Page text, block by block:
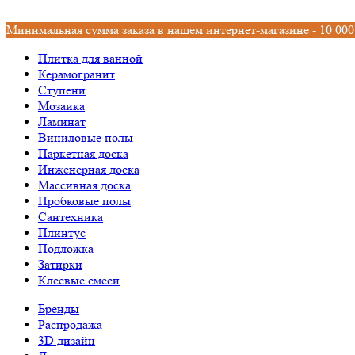
Минимальная сумма заказа в нашем интернет-магазине - 10
Плитка для ванной
Керамогранит
Ступени
Мозаика
Ламинат
Виниловые полы
Паркетная доска
Инженерная доска
Массивная доска
Пробковые полы
Сантехника
Плинтус
Подложка
Затирки
Клеевые смеси
Бренды
Распродажа
3D дизайн